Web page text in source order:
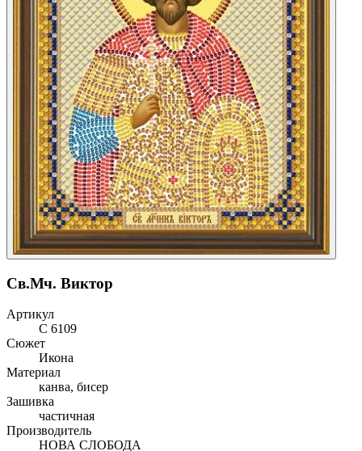
Св.Мч. Виктор
Артикул
С 6109
Сюжет
Икона
Материал
канва, бисер
Зашивка
частичная
Производитель
НОВА СЛОБОДА